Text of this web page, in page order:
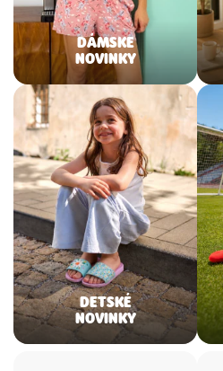
DÁMSKE
NOVINKY
DETSKÉ
NOVINKY